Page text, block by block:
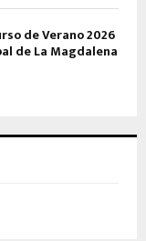
de Verano 2026
de La Magdalena